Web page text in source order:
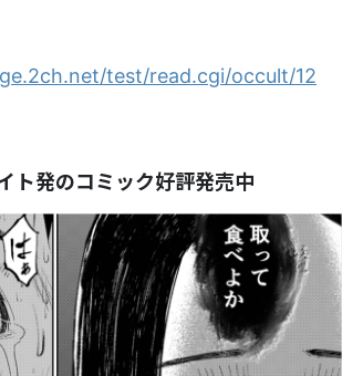
test/read.cgi/occult/12
ト発のコミック好評発売中